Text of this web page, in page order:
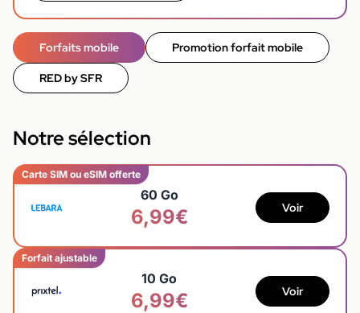
Forfaits mobile Promotion forfait mobile
RED by SFR
Notre sélection
Carte SIM ou eSIM offerte
60 Go
6,99€ Voir
Forfait ajustable
10 Go
6,99€ Voir